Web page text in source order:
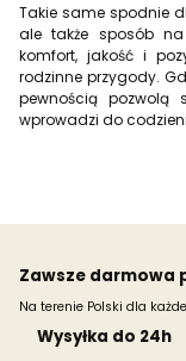
Takie same spodnie
ale także sposób
komfort, jakość i
rodzinne przygody.
pewnością pozwolą
wprowadzi do
Zawsze darmowa
Na terenie Polski dla
Wysyłka do 24h